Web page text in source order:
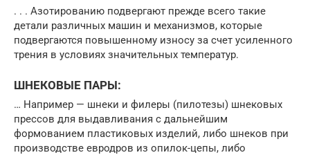
. . . Азотированию подвергают прежде всего такие
детали различных машин и механизмов, которые
подвергаются повышенному износу за счет усиленного
трения в условиях значительных температур.
ШНЕКОВЫЕ ПАРЫ:
… Например — шнеки и филеры (пилотезы) шнековых
прессов для выдавливания с дальнейшим
формованием пластиковых изделий, либо шнеков при
производстве евродров из опилок-цепы, либо